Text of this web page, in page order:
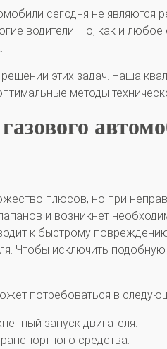
сегодня не являются
водители. Но, как и
этих задач. Наша
методы
плюсов, но при
и возникнет
к быстрому
Чтобы исключить
потребоваться в
запуск двигателя.
средства.